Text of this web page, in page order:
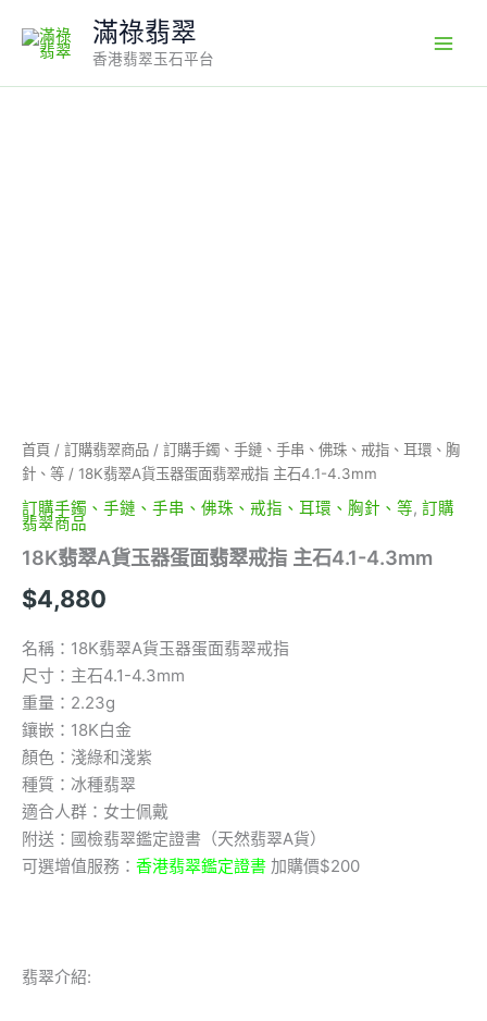
content
滿祿翡翠
香港翡翠玉石平台
首頁 / 訂購翡翠商品 / 訂購手鐲、手鏈、手串、佛珠、戒指、耳環、胸
針、等 / 18K翡翠A貨玉器蛋面翡翠戒指 主石4.1-4.3mm
訂購手鐲、手鏈、手串、佛珠、戒指、耳環、胸針、等, 訂購
翡翠商品
18K翡翠A貨玉器蛋面翡翠戒指 主石4.1-4.3mm
$4,880
名稱：18K翡翠A貨玉器蛋面翡翠戒指
尺寸：主石4.1-4.3mm
重量：2.23g
鑲嵌：18K白金
顏色：淺綠和淺紫
種質：冰種翡翠
適合人群：女士佩戴
附送：國檢翡翠鑑定證書（天然翡翠A貨）
可選增值服務： 香港翡翠鑑定證書 加購價$200
翡翠介紹:
4.1-
4.3mm
數
量